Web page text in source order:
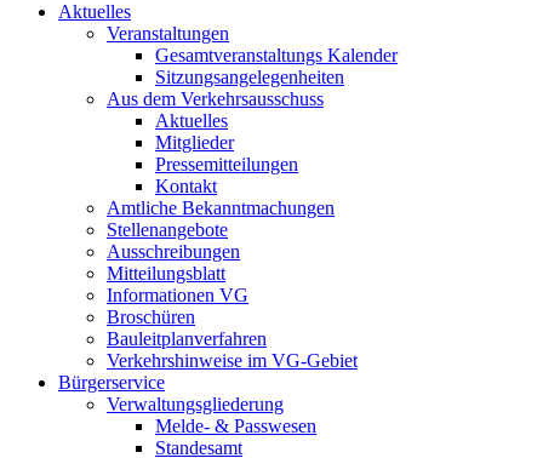
Aktuelles
Veranstaltungen
Gesamtveranstaltungs Kalender
Sitzungsangelegenheiten
Aus dem Verkehrsausschuss
Aktuelles
Mitglieder
Pressemitteilungen
Kontakt
Amtliche Bekanntmachungen
Stellenangebote
Ausschreibungen
Mitteilungsblatt
Informationen VG
Broschüren
Bauleitplanverfahren
Verkehrshinweise im VG-Gebiet
Bürgerservice
Verwaltungsgliederung
Melde- & Passwesen
Standesamt